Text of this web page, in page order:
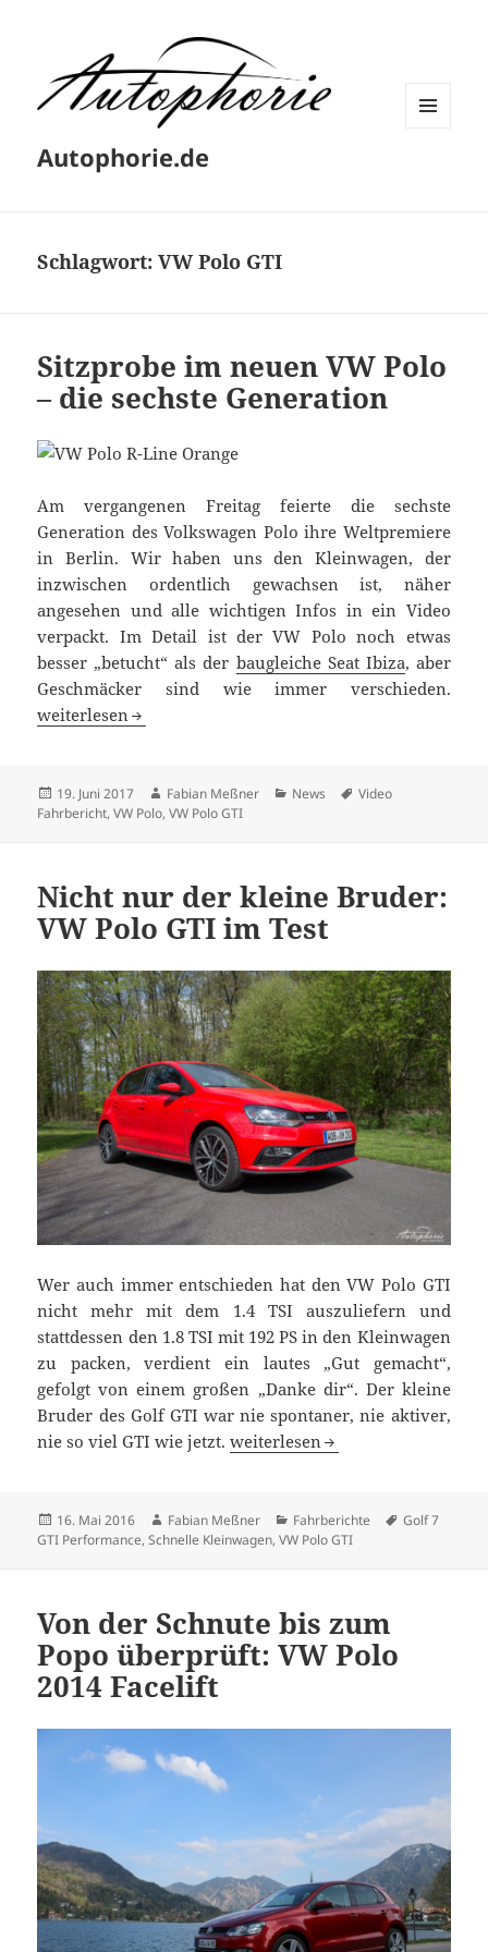
Autophorie.de
Schlagwort:VW Polo GTI
Sitzprobe im neuen VW Polo
– die sechste Generation
Am vergangenen Freitag feierte die sechste
Generation des Volkswagen Polo ihre Weltpremiere
in Berlin. Wir haben uns den Kleinwagen, der
inzwischen ordentlich gewachsen ist, näher
angesehen und alle wichtigen Infos in ein Video
verpackt. Im Detail ist der VW Polo noch etwas
besser „betucht“ als der baugleiche Seat Ibiza, aber
Geschmäcker sind wie immer verschieden.
Sitzprobe im neuen VW Polo – die sechste Generation
weiterlesen
Veröffentlicht
am
19. Juni 2017 Autor
Fabian Meßner Kategorien
News Schlagwörter
Video
Fahrbericht,VW Polo,VW Polo GTI
Nicht nur der kleine Bruder:
VW Polo GTI im Test
Wer auch immer entschieden hat den VW Polo GTI
nicht mehr mit dem 1.4 TSI auszuliefern und
stattdessen den 1.8 TSI mit 192 PS in den Kleinwagen
zu packen, verdient ein lautes „Gut gemacht“,
gefolgt von einem großen „Danke dir“. Der kleine
Bruder des Golf GTI war nie spontaner, nie aktiver,
nie so viel GTI wie jetzt.Nicht nur der kleine Bruder: VW
weiterlesen
Veröffentlicht
am
16. Mai 2016 Autor
Fabian Meßner Kategorien
Fahrberichte Schlagwörter
Golf 7
GTI Performance,Schnelle Kleinwagen,VW Polo GTI
Von der Schnute bis zum
Popo überprüft: VW Polo
2014 Facelift